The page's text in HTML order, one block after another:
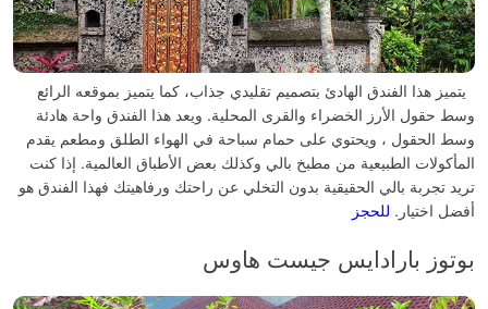
يتميز هذا الفندق الهادئ بتصميم تقليدي جذاب، كما يتميز بموقعه الرائع
وسط حقول الأرز الخضراء والقرى المحلية. ويعد هذا الفندق واحة هادئة
وسط الحقول ، ويحتوي على حمام سباحة في الهواء الطلق ومطعم يقدم
المأكولات الطبيعية من مطبخ بالي وكذلك بعض الأطباق العالمية. إذا كنت
تريد تجربة بالي الحقيقية بدون التخلي عن راحتك ورفاهيتك فهذا الفندق هو
أفضل اختيار. للحجز
بوتوز بارادايس جيست هاوس